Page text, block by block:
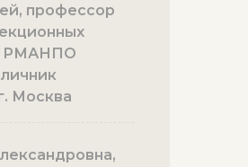
профессор
РМАНПО
Москва